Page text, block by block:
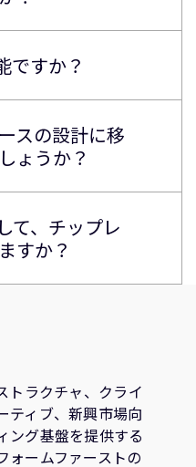
ですか？
スの設計に移
ょうか？
て、チップレ
すか？
トラクチャ、クライ
ティブ、新興市場向
ング基盤を提供する
ォームファーストの